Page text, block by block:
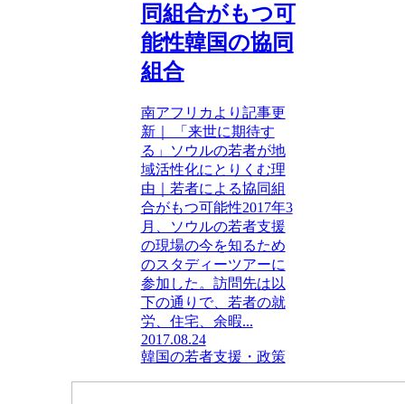
同組合がもつ可
能性韓国の協同
組合
南アフリカより記事更
新｜ 「来世に期待す
る」ソウルの若者が地
域活性化にとりくむ理
由｜若者による協同組
合がもつ可能性2017年3
月、ソウルの若者支援
の現場の今を知るため
のスタディーツアーに
参加した。訪問先は以
下の通りで、若者の就
労、住宅、余暇...
2017.08.24
韓国の若者支援・政策